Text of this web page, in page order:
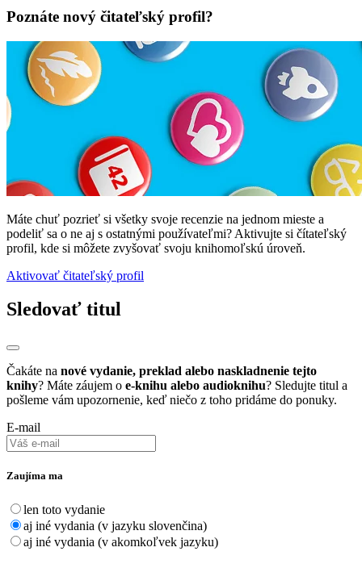
Poznáte nový čitateľský profil?
Máte chuť pozrieť si všetky svoje recenzie na jednom mieste a
podeliť sa o ne aj s ostatnými používateľmi? Aktivujte si čítateľský
profil, kde si môžete zvyšovať svoju knihomoľskú úroveň.
Aktivovať čitateľský profil
Sledovať titul
Čakáte na nové vydanie, preklad alebo naskladnenie tejto
knihy? Máte záujem o e-knihu alebo audioknihu? Sledujte titul a
pošleme vám upozornenie, keď niečo z toho pridáme do ponuky.
E-mail
Zaujíma ma
len toto vydanie
aj iné vydania (v jazyku slovenčina)
aj iné vydania (v akomkoľvek jazyku)